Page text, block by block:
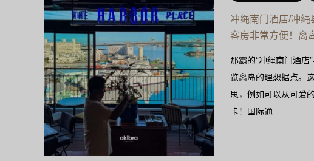
冲绳南门酒店/冲绳
客房非常方便！
那霸的“冲绳南门酒店
览离岛的理想据点。
思，例如可以从可爱
卡！国际通……